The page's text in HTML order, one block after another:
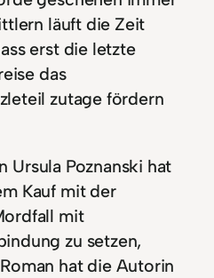
läuft die Zeit
erst die letzte
das
zutage fördern
Ursula Poznanski hat
Kauf mit der
mit
zu setzen,
hat die Autorin